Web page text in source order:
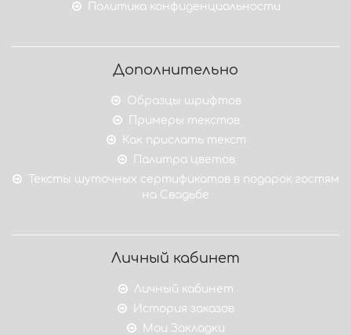
Политика конфиденциальности
Дополнительно
Образцы шрифтов
Примеры текстов
Как прислать текст
Палитра цветов
Тексты шуточных сертификатов в подарок гостям
на Свадьбе
Личный кабинет
Личный кабинет
История заказов
Мои Закладки